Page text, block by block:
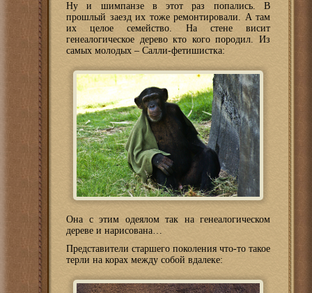
Ну и шимпанзе в этот раз попались. В
прошлый заезд их тоже ремонтировали. А там
их целое семейство. На стене висит
генеалогическое дерево кто кого породил. Из
самых молодых – Салли-фетишистка:
Она с этим одеялом так на генеалогическом
дереве и нарисована…
Представители старшего поколения что-то такое
терли на корах между собой вдалеке: